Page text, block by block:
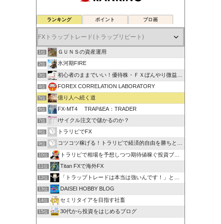
ランキング ポイント ブロ画
1位 ＧＵＮＳの資産運用
2位 氷河期FIRE
3位 初心者のままでいい！優待株・ＦＸぼんやり微益ブログ
4位 FOREX CORRELATION LABORATORY
5位 億り人へ続く道
6位 FX-MT4 TRAP&EA：TRADER
7位 iサイクル注文で儲かるのか？
8位 トラリピでFX
9位 コツコツ稼げる！トラリピで経済的自由を勝ちとる方法
10位 トラリピで相場を予想しつつ期待値稼ぐ投資ブログ
11位 Titan FXで海外FX
12位 「トラップトレードは本当は強いんです！」と叫びたい。
13位 DAISEI HOBBY BLOG
14位 セミリタイアを目指す社畜
15位 30代から投資をはじめるブログ